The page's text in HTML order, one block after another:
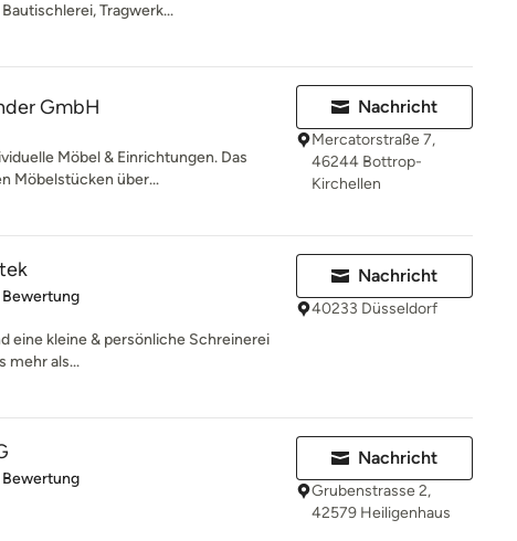
Tragwerk...
GmbH
Möbel & Einrichtungen. Das
Möbelstücken über...
Nachricht
Mercatorstraße 7,
46244 Bottrop-
Kirchellen
4 von 5 Sternen
Bewertung
eine kleine & persönliche Schreinerei
mehr als...
Nachricht
40233 Düsseldorf
4 von 5 Sternen
Bewertung
Nachricht
Grubenstrasse 2,
42579 Heiligenhaus